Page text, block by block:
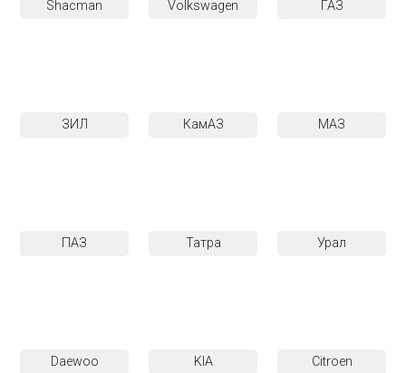
Shacman Volkswagen ГАЗ
ЗИЛ КамАЗ МАЗ
ПАЗ Татра Урал
Daewoo KIA Citroen